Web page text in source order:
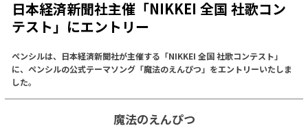
日本経済新聞社主催「NIKKEI 全国 社歌コン
テスト」にエントリー
ペンシルは、日本経済新聞社が主催する「NIKKEI 全国 社歌コンテスト」
に、ペンシルの公式テーマソング「魔法のえんぴつ」をエントリーいたしま
した。
魔法のえんぴつ